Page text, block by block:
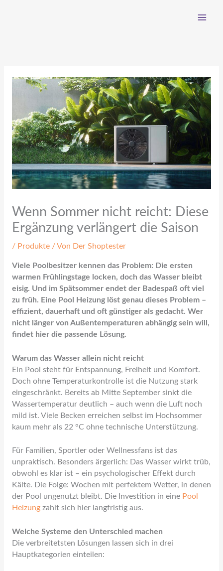
Wenn Sommer nicht reicht: Diese
Ergänzung verlängert die Saison
/ Produkte/ Von Der Shoptester
Viele Poolbesitzer kennen das Problem: Die ersten
warmen Frühlingstage locken, doch das Wasser bleibt
eisig. Und im Spätsommer endet der Badespaß oft viel
zu früh. Eine Pool Heizung löst genau dieses Problem –
effizient, dauerhaft und oft günstiger als gedacht. Wer
nicht länger von Außentemperaturen abhängig sein will,
findet hier die passende Lösung.
Warum das Wasser allein nicht reicht
Ein Pool steht für Entspannung, Freiheit und Komfort.
Doch ohne Temperaturkontrolle ist die Nutzung stark
eingeschränkt. Bereits ab Mitte September sinkt die
Wassertemperatur deutlich – auch wenn die Luft noch
mild ist. Viele Becken erreichen selbst im Hochsommer
kaum mehr als 22 °C ohne technische Unterstützung.
Für Familien, Sportler oder Wellnessfans ist das
unpraktisch. Besonders ärgerlich: Das Wasser wirkt trüb,
obwohl es klar ist – ein psychologischer Effekt durch
Kälte. Die Folge: Wochen mit perfektem Wetter, in denen
der Pool ungenutzt bleibt. Die Investition in eine Pool
Heizungzahlt sich hier langfristig aus.
Welche Systeme den Unterschied machen
Die verbreitetsten Lösungen lassen sich in drei
Hauptkategorien einteilen: